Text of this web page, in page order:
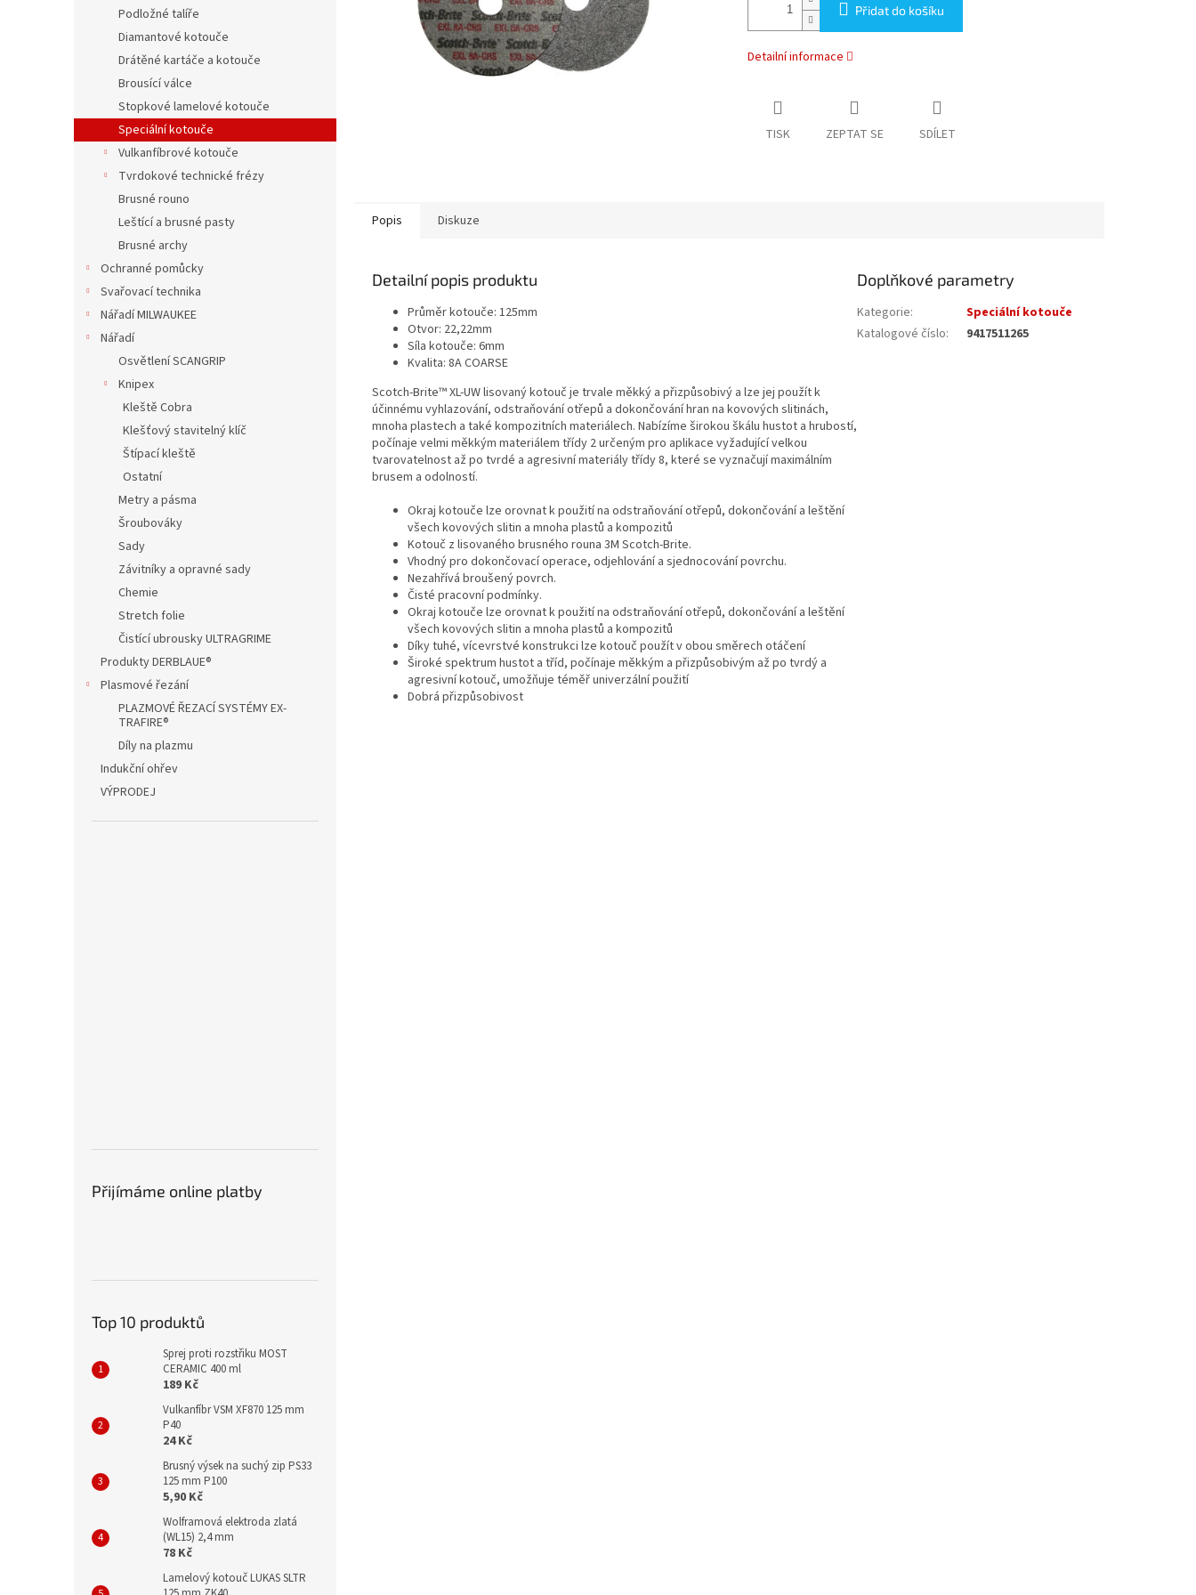
Podložné talíře
Diamantové kotouče
Drátěné kartáče a kotouče
Brousící válce
Stopkové lamelové kotouče
Speciální kotouče
Vulkanfíbrové kotouče
Tvrdokové technické frézy
Brusné rouno
Leštící a brusné pasty
Brusné archy
Ochranné pomůcky
Svařovací technika
Nářadí MILWAUKEE
Nářadí
Osvětlení SCANGRIP
Knipex
Kleště Cobra
Klešťový stavitelný klíč
Štípací kleště
Ostatní
Metry a pásma
Šroubováky
Sady
Závitníky a opravné sady
Chemie
Stretch folie
Čistící ubrousky ULTRAGRIME
Produkty DERBLAUE®
Plasmové řezání
PLAZMOVÉ ŘEZACÍ SYSTÉMY EX-
TRAFIRE®
Díly na plazmu
Indukční ohřev
VÝPRODEJ
Přijímáme online platby
Top 10 produktů
Sprej proti rozstřiku MOST
CERAMIC 400 ml
189 Kč
Vulkanfíbr VSM XF870 125 mm
P40
24 Kč
Brusný výsek na suchý zip PS33
125 mm P100
5,90 Kč
Wolframová elektroda zlatá
(WL15) 2,4 mm
78 Kč
Lamelový kotouč LUKAS SLTR
Přidat do košíku
Detailní informace
TISK ZEPTAT SE SDÍLET
Popis Diskuze
Detailní popis produktu
Průměr kotouče: 125mm
Otvor: 22,22mm
Síla kotouče: 6mm
Kvalita: 8A COARSE
Scotch-Brite™ XL-UW lisovaný kotouč je trvale měkký a přizpůsobivý a lze jej použít k
účinnému vyhlazování, odstraňování otřepů a dokončování hran na kovových slitinách,
mnoha plastech a také kompozitních materiálech. Nabízíme širokou škálu hustot a hrubostí,
počínaje velmi měkkým materiálem třídy 2 určeným pro aplikace vyžadující velkou
tvarovatelnost až po tvrdé a agresivní materiály třídy 8, které se vyznačují maximálním
brusem a odolností.
Okraj kotouče lze orovnat k použití na odstraňování otřepů, dokončování a leštění
všech kovových slitin a mnoha plastů a kompozitů
Kotouč z lisovaného brusného rouna 3M Scotch-Brite.
Vhodný pro dokončovací operace, odjehlování a sjednocování povrchu.
Nezahřívá broušený povrch.
Čisté pracovní podmínky.
Okraj kotouče lze orovnat k použití na odstraňování otřepů, dokončování a leštění
všech kovových slitin a mnoha plastů a kompozitů
Díky tuhé, vícevrstvé konstrukci lze kotouč použít v obou směrech otáčení
Široké spektrum hustot a tříd, počínaje měkkým a přizpůsobivým až po tvrdý a
agresivní kotouč, umožňuje téměř univerzální použití
Dobrá přizpůsobivost
Doplňkové parametry
Kategorie:
Speciální kotouče
Katalogové číslo: 9417511265